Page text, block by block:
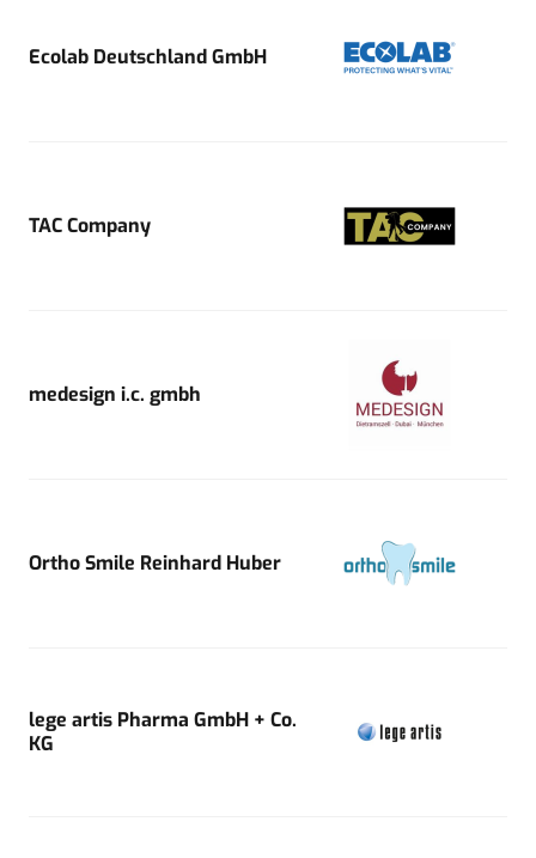
Ecolab Deutschland GmbH
TAC Company
medesign i.c. gmbh
Ortho Smile Reinhard Huber
lege artis Pharma GmbH + Co.
KG